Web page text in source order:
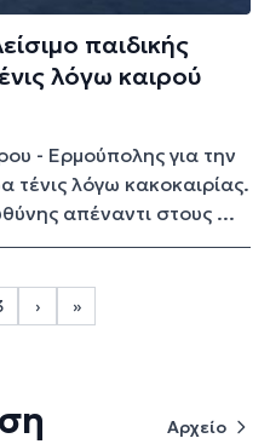
παιδικής
λόγω καιρού
- Ερμούπολης για την
τένις λόγω κακοκαιρίας.
απέναντι στους ...
3Next page
›
Last page
»
Αρχείο